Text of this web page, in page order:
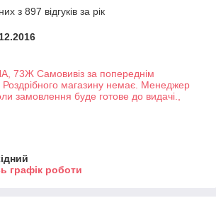
з 897 відгуків за рік
73Ж Самовивіз за попереднім
магазину немає. Менеджер
замовлення буде готове до видачі.,
графік роботи